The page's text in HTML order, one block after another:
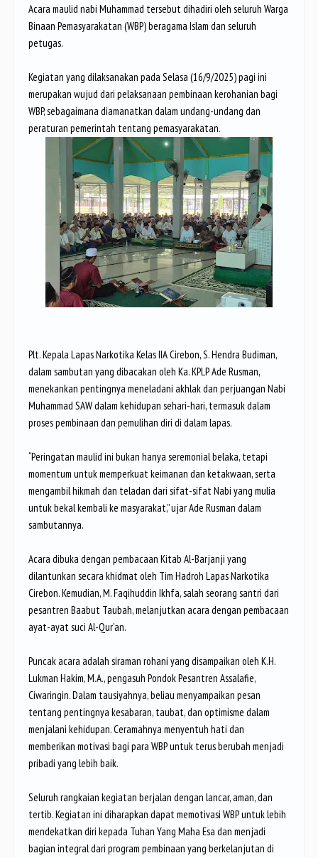
Acara maulid nabi Muhammad tersebut dihadiri oleh seluruh Warga
Binaan Pemasyarakatan (WBP) beragama Islam dan seluruh
petugas.
Kegiatan yang dilaksanakan pada Selasa (16/9/2025) pagi ini
merupakan wujud dari pelaksanaan pembinaan kerohanian bagi
WBP, sebagaimana diamanatkan dalam undang-undang dan
peraturan pemerintah tentang pemasyarakatan.
Plt. Kepala Lapas Narkotika Kelas IIA Cirebon, S. Hendra Budiman,
dalam sambutan yang dibacakan oleh Ka. KPLP Ade Rusman,
menekankan pentingnya meneladani akhlak dan perjuangan Nabi
Muhammad SAW dalam kehidupan sehari-hari, termasuk dalam
proses pembinaan dan pemulihan diri di dalam lapas.
“Peringatan maulid ini bukan hanya seremonial belaka, tetapi
momentum untuk memperkuat keimanan dan ketakwaan, serta
mengambil hikmah dan teladan dari sifat-sifat Nabi yang mulia
untuk bekal kembali ke masyarakat,” ujar Ade Rusman dalam
sambutannya.
Acara dibuka dengan pembacaan Kitab Al-Barjanji yang
dilantunkan secara khidmat oleh Tim Hadroh Lapas Narkotika
Cirebon. Kemudian, M. Faqihuddin Ikhfa, salah seorang santri dari
pesantren Baabut Taubah, melanjutkan acara dengan pembacaan
ayat-ayat suci Al-Qur'an.
Puncak acara adalah siraman rohani yang disampaikan oleh K.H.
Lukman Hakim, M.A., pengasuh Pondok Pesantren Assalafie,
Ciwaringin. Dalam tausiyahnya, beliau menyampaikan pesan
tentang pentingnya kesabaran, taubat, dan optimisme dalam
menjalani kehidupan. Ceramahnya menyentuh hati dan
memberikan motivasi bagi para WBP untuk terus berubah menjadi
pribadi yang lebih baik.
Seluruh rangkaian kegiatan berjalan dengan lancar, aman, dan
tertib. Kegiatan ini diharapkan dapat memotivasi WBP untuk lebih
mendekatkan diri kepada Tuhan Yang Maha Esa dan menjadi
bagian integral dari program pembinaan yang berkelanjutan di